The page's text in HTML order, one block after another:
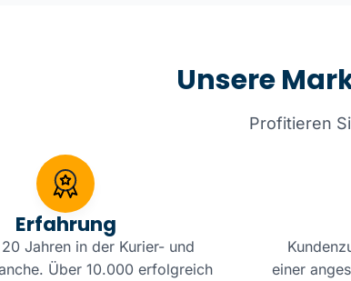
Unsere
Profitieren
Erfahrung
Jahren in der Kurier- und
Über 10.000 erfolgreich
einer